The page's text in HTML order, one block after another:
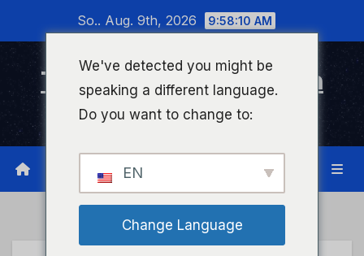
wechseln
So.. Aug. 9th, 2026 9:58:10 AM
Timeline Bad Kreuznach
Infonetzwerk für Bad Kreuznach
We've detected you might be
speaking a different language.
Do you want to change to:
EN
Change Language